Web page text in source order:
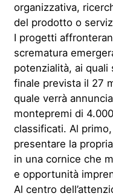
organizzativa,
del prodotto o
I progetti
scrematura
potenzialità, ai quali
finale prevista il 27
quale verrà
montepremi di
classificati. Al
presentare la
in una cornice che
e opportunità
Al centro